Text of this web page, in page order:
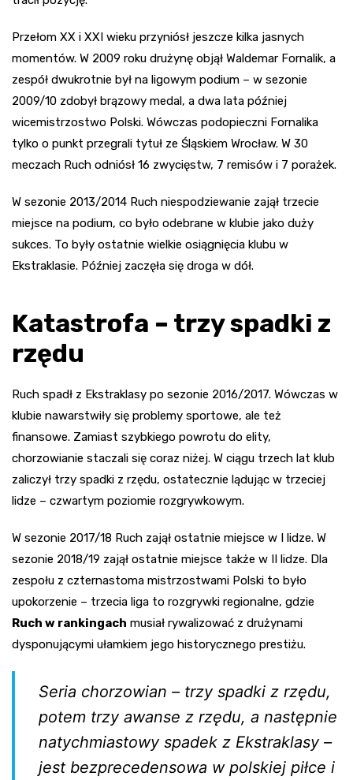
Przełom XX i XXI wieku przyniósł jeszcze kilka jasnych
momentów. W 2009 roku drużynę objął Waldemar Fornalik, a
zespół dwukrotnie był na ligowym podium – w sezonie
2009/10 zdobył brązowy medal, a dwa lata później
wicemistrzostwo Polski. Wówczas podopieczni Fornalika
tylko o punkt przegrali tytuł ze Śląskiem Wrocław. W 30
meczach Ruch odniósł 16 zwycięstw, 7 remisów i 7 porażek.
W sezonie 2013/2014 Ruch niespodziewanie zajął trzecie
miejsce na podium, co było odebrane w klubie jako duży
sukces. To były ostatnie wielkie osiągnięcia klubu w
Ekstraklasie. Później zaczęła się droga w dół.
Katastrofa – trzy spadki z
rzędu
Ruch spadł z Ekstraklasy po sezonie 2016/2017. Wówczas w
klubie nawarstwiły się problemy sportowe, ale też
finansowe. Zamiast szybkiego powrotu do elity,
chorzowianie staczali się coraz niżej. W ciągu trzech lat klub
zaliczył trzy spadki z rzędu, ostatecznie lądując w trzeciej
lidze – czwartym poziomie rozgrywkowym.
W sezonie 2017/18 Ruch zajął ostatnie miejsce w I lidze. W
sezonie 2018/19 zajął ostatnie miejsce także w II lidze. Dla
zespołu z czternastoma mistrzostwami Polski to było
upokorzenie – trzecia liga to rozgrywki regionalne, gdzie
Ruch w rankingach musiał rywalizować z drużynami
dysponującymi ułamkiem jego historycznego prestiżu.
Seria chorzowian – trzy spadki z rzędu,
potem trzy awanse z rzędu, a następnie
natychmiastowy spadek z Ekstraklasy –
jest bezprecedensowa w polskiej piłce i